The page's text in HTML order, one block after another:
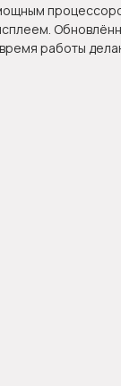
работы